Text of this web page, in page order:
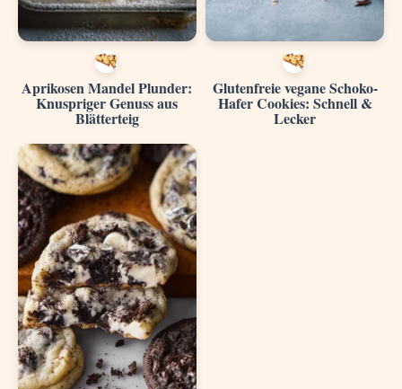
Aprikosen Mandel Plunder:
Knuspriger Genuss aus
Blätterteig
Glutenfreie vegane Schoko-
Hafer Cookies: Schnell &
Lecker